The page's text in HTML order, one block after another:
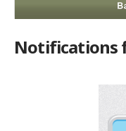
Notifications